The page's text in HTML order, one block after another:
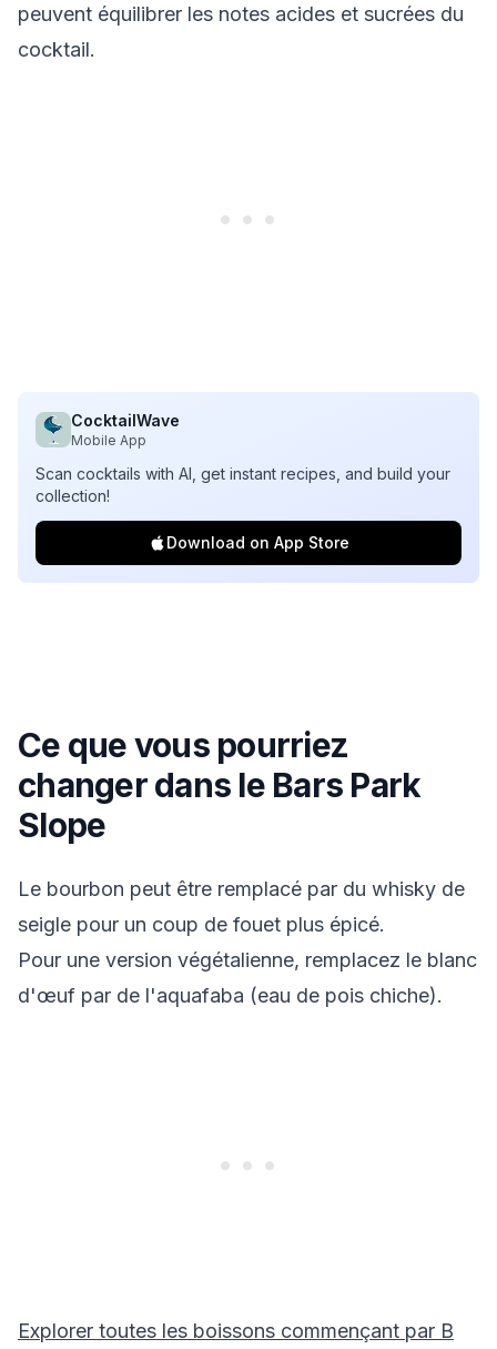
peuvent équilibrer les notes acides et sucrées du
cocktail.
CocktailWave
Mobile App
Scan cocktails with AI, get instant recipes, and build your
collection!
Download on App Store
Ce que vous pourriez
changer dans le Bars Park
Slope
Le bourbon peut être remplacé par du whisky de
seigle pour un coup de fouet plus épicé.
Pour une version végétalienne, remplacez le blanc
d'œuf par de l'aquafaba (eau de pois chiche).
Explorer toutes les boissons commençant par B